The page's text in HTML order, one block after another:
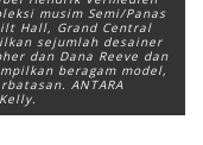
musim Semi/Panas
Hall, Grand Central
sejumlah desainer
dan Dana Reeve dan
beragam model,
ANTARA